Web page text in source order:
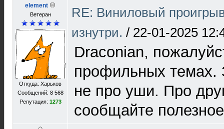
element
Ветеран
Откуда: Харьков
Сообщений: 8 568
Репутация: 1273
RE: Виниловый
изнутри. / 22-01-2025
Draconian,
профильных темах.
не про уши. Про
сообщайте